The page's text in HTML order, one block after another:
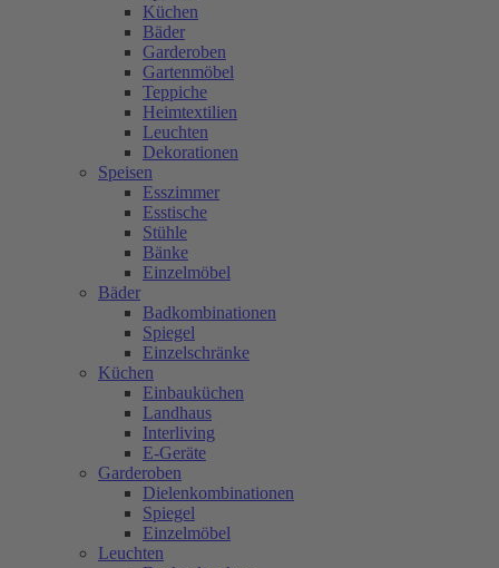
Küchen
Bäder
Garderoben
Gartenmöbel
Teppiche
Heimtextilien
Leuchten
Dekorationen
Speisen
Esszimmer
Esstische
Stühle
Bänke
Einzelmöbel
Bäder
Badkombinationen
Spiegel
Einzelschränke
Küchen
Einbauküchen
Landhaus
Interliving
E-Geräte
Garderoben
Dielenkombinationen
Spiegel
Einzelmöbel
Leuchten